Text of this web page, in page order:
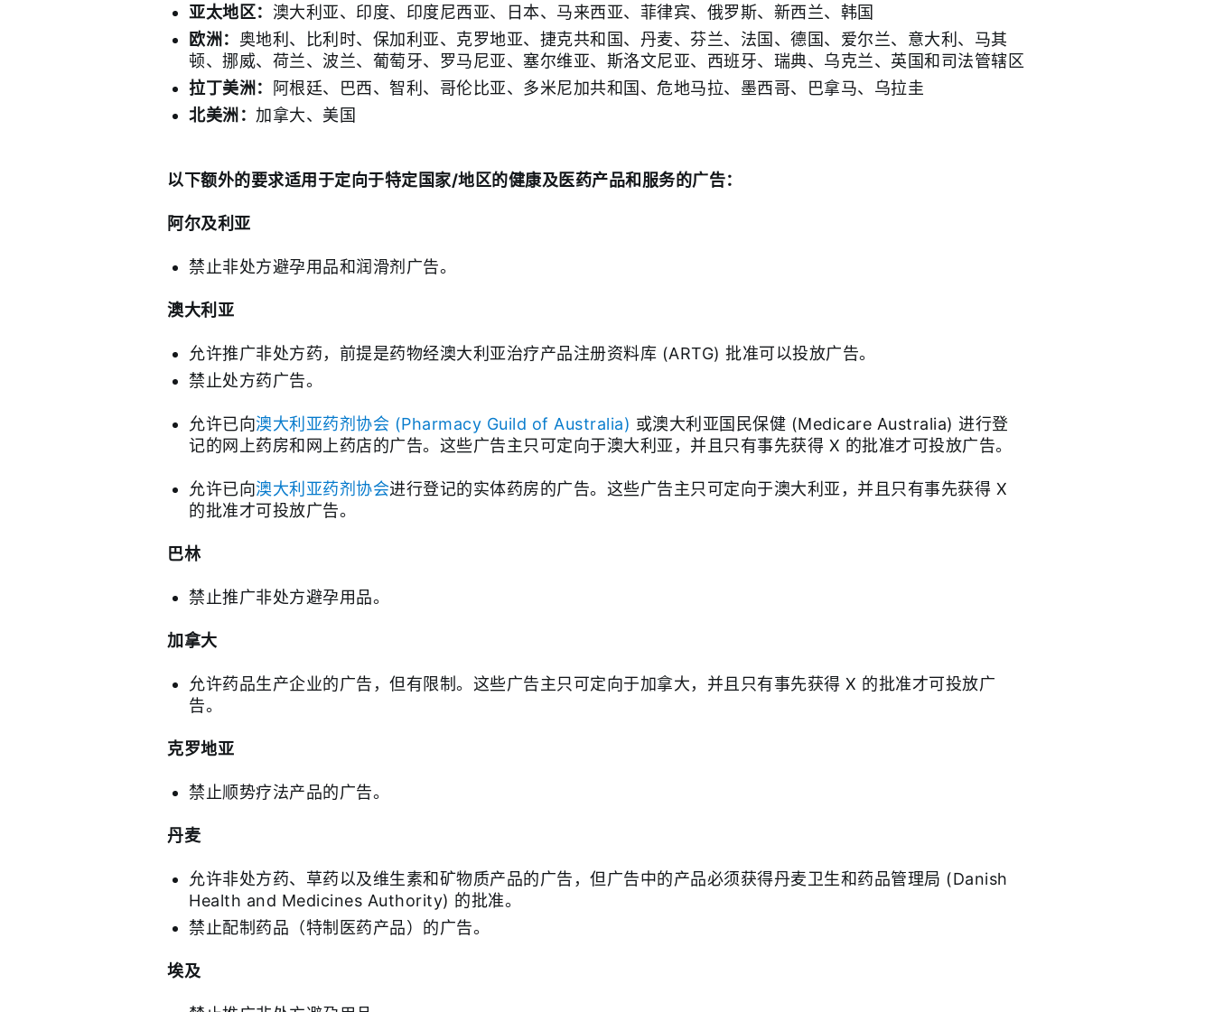
亚太地区： 澳大利亚、印度、印度尼西亚、日本、马来西亚、菲律宾、俄罗斯、新西兰、韩国
欧洲： 奥地利、比利时、保加利亚、克罗地亚、捷克共和国、丹麦、芬兰、法国、德国、爱尔兰、意大利、马其
顿、挪威、荷兰、波兰、葡萄牙、罗马尼亚、塞尔维亚、斯洛文尼亚、西班牙、瑞典、乌克兰、英国和司法管辖区
拉丁美洲：
阿根廷、巴西、智利、哥伦比亚、多米尼加共和国、危地马拉、墨西哥、巴拿马、乌拉圭
北美洲： 加拿大、美国
以下额外的要求适用于定向于特定国家/地区的健康及医药产品和服务的广告：
阿尔及利亚
禁止非处方避孕用品和润滑剂广告。
澳大利亚
允许推广非处方药，前提是药物经澳大利亚治疗产品注册资料库 (ARTG) 批准可以投放广告。
禁止处方药广告。
允许已向澳大利亚药剂协会 (Pharmacy Guild of Australia) 或澳大利亚国民保健 (Medicare Australia) 进行登
记的网上药房和网上药店的广告。这些广告主只可定向于澳大利亚，并且只有事先获得 X 的批准才可投放广告。
允许已向澳大利亚药剂协会进行登记的实体药房的广告。这些广告主只可定向于澳大利亚，并且只有事先获得 X
的批准才可投放广告。
巴林
禁止推广非处方避孕用品。
加拿大
允许药品生产企业的广告，但有限制。这些广告主只可定向于加拿大，并且只有事先获得 X 的批准才可投放广
告。
克罗地亚
禁止顺势疗法产品的广告。
丹麦
允许非处方药、草药以及维生素和矿物质产品的广告，但广告中的产品必须获得丹麦卫生和药品管理局 (Danish
Health and Medicines Authority) 的批准。
禁止配制药品（特制医药产品）的广告。
埃及